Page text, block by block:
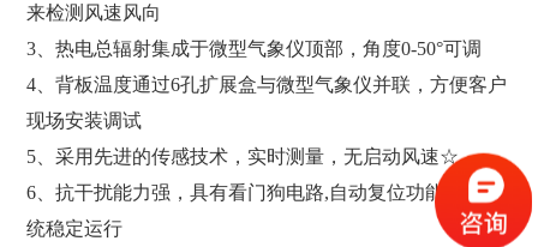
来检测风速风向
3、热电总辐射集成于微型气象仪顶部，角度0-50°可调
4、背板温度通过6孔扩展盒与微型气象仪并联，方便客户
现场安装调试
5、采用先进的传感技术，实时测量，无启动风速☆
6、抗干扰能力强，具有看门狗电路,自动复位功能,保证系
统稳定运行